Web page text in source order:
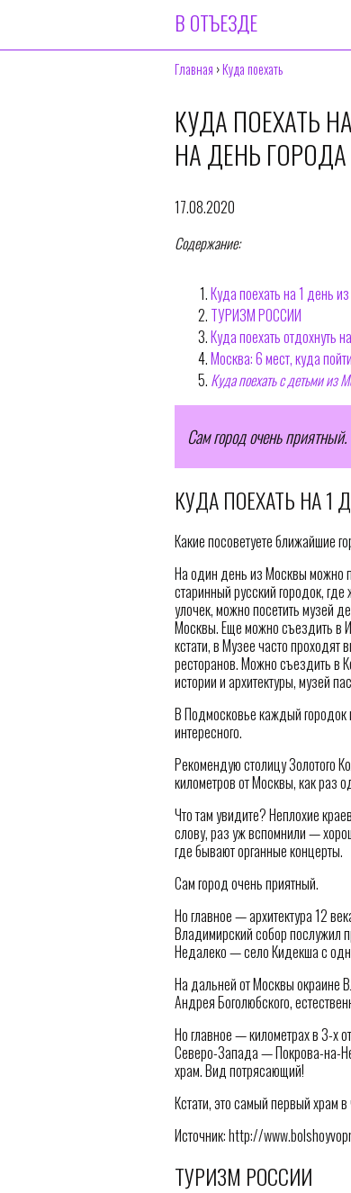
В ОТЪЕЗДЕ
Главная ›Куда поехать
КУДА ПОЕХАТЬ
НА ДЕНЬ
17.08.2020
Содержание:
Куда поехать на 1 день
ТУРИЗМ РОССИИ
Куда поехать отдохнуть
Москва: 6 мест, куда
Куда поехать с детьми из
Сам город очень приятный.
КУДА ПОЕХАТЬ НА 1
Какие посоветуете ближайшие
На один день из Москвы можно
старинный русский городок,
улочек, можно посетить музей
Москвы. Еще можно съездить в
кстати, в Музее часто проходят
ресторанов. Можно съездить в
истории и архитектуры, музей
В Подмосковье каждый городок
интересного.
Рекомендую столицу Золотого
километров от Москвы, как раз
Что там увидите? Неплохие
слову, раз уж вспомнили —
где бывают органные концерты.
Сам город очень приятный.
Но главное — архитектура 12
Владимирский собор послужил
Недалеко — село Кидекша с
На дальней от Москвы окраине
Андрея Боголюбского,
Но главное — километрах в 3-х
Северо-Запада — Покрова-на-
храм. Вид потрясающий!
Кстати, это самый первый храм
Источник: http://
ТУРИЗМ РОССИИ